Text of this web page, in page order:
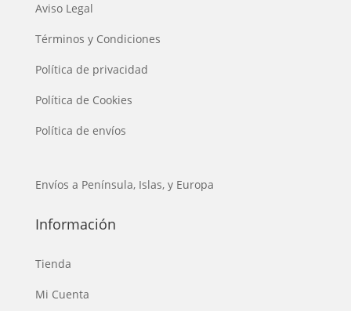
Aviso Legal
Términos y Condiciones
Política de privacidad
Política de Cookies
Política de envíos
Envíos a Península, Islas, y Europa
Información
Tienda
Mi Cuenta